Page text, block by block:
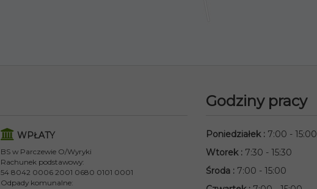
WPŁATY
BS w Parczewie O/Wyryki
Rachunek podstawowy:
54 8042 0006 2001 0680 0101 0001
Odpady komunalne:
Godziny pracy
Poniedziałek: 7:00 - 15:00
Wtorek: 7:30 - 15:30
Środa : 7:00 - 15:00